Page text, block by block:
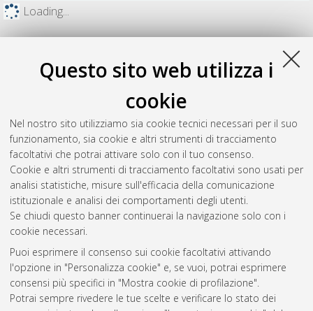
Questo sito web utilizza i
cookie
Nel nostro sito utilizziamo sia cookie tecnici necessari per il suo
funzionamento, sia cookie e altri strumenti di tracciamento
facoltativi che potrai attivare solo con il tuo consenso.
Cookie e altri strumenti di tracciamento facoltativi sono usati per
analisi statistiche, misure sull'efficacia della comunicazione
istituzionale e analisi dei comportamenti degli utenti.
Se chiudi questo banner continuerai la navigazione solo con i
cookie necessari.
Puoi esprimere il consenso sui cookie facoltativi attivando
l'opzione in "Personalizza cookie" e, se vuoi, potrai esprimere
consensi più specifici in "Mostra cookie di profilazione".
Potrai sempre rivedere le tue scelte e verificare lo stato dei
Loading...
Gestione del documento:
Atom
Rss 1.0
Rss 2.0